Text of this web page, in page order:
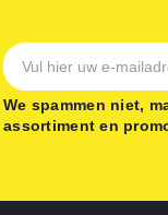
We spammen niet,
assortiment en